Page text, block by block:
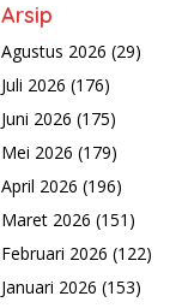
Arsip
Agustus 2026 (29)
Juli 2026 (176)
Juni 2026 (175)
Mei 2026 (179)
April 2026 (196)
Maret 2026 (151)
Februari 2026 (122)
Januari 2026 (153)